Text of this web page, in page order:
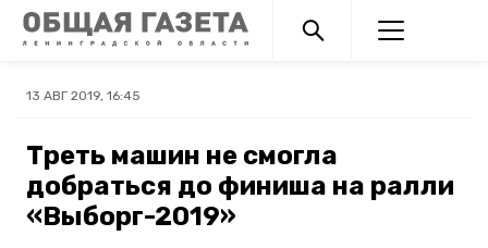
13 АВГ 2019, 16:45
Треть машин не смогла
добраться до финиша на ралли
«Выборг-2019»